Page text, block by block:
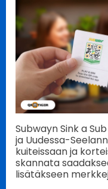
Subwayn Sink a
ja Uudessa-
kuiteissaan ja
skannata
lisätäkseen